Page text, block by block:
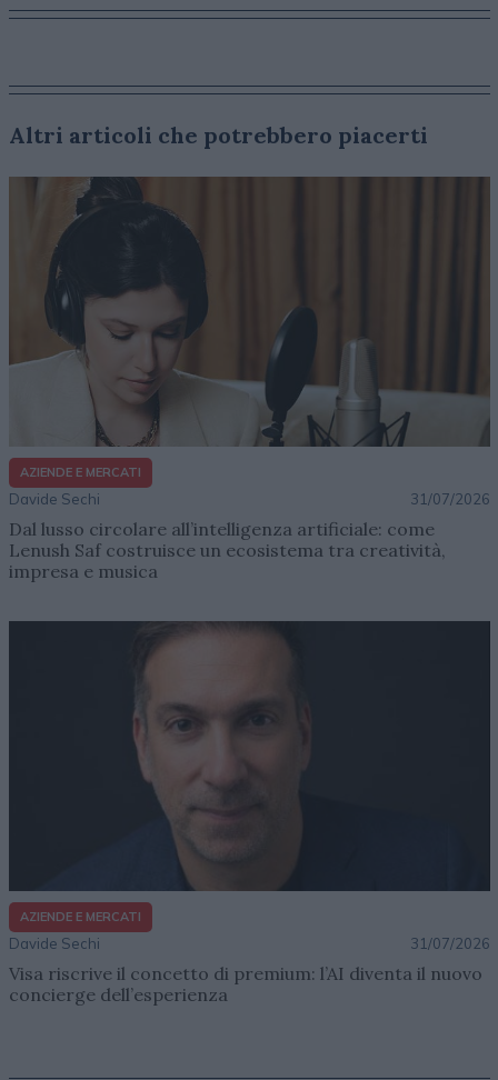
Altri articoli che potrebbero piacerti
AZIENDE E MERCATI
Davide Sechi 31/07/2026
Dal lusso circolare all’intelligenza artificiale: come
Lenush Saf costruisce un ecosistema tra creatività,
impresa e musica
AZIENDE E MERCATI
Davide Sechi 31/07/2026
Visa riscrive il concetto di premium: l’AI diventa il nuovo
concierge dell’esperienza